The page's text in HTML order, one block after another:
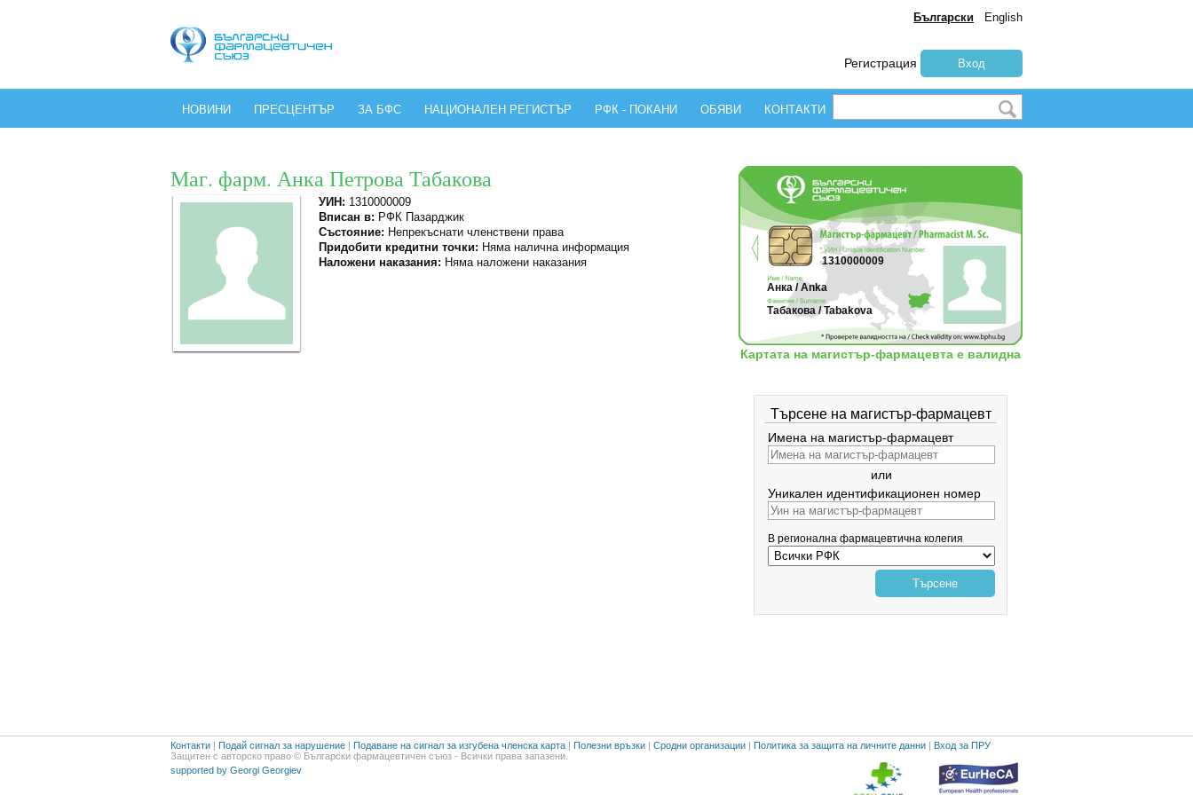
Български English
Регистрация Вход
НОВИНИ ПРЕСЦЕНТЪР ЗА БФС НАЦИОНАЛЕН РЕГИСТЪР РФК - ПОКАНИ ОБЯВИ КОНТАКТИ
Маг. фарм. Анка Петрова Табакова
УИН: 1310000009
Вписан в: РФК Пазарджик
Състояние: Непрекъснати членствени права
Придобити кредитни точки: Няма налична информация
Наложени наказания: Няма наложени наказания 1310000009
Анка / Anka
Табакова / Tabakova
Картата на магистър-фармацевта е валидна
Търсене на магистър-фармацевт
Имена на магистър-фармацевт
или
Уникален идентификационен номер
В регионална фармацевтична колегия
Търсене
Контакти | Подай сигнал за нарушение | Подаване на сигнал за изгубена членска карта | Полезни връзки | Сродни организации | Политика за защита на личните данни | Вход за ПРУ
Защитен с авторско право © Български фармацевтичен съюз - Всички права запазени.
supported by Georgi Georgiev